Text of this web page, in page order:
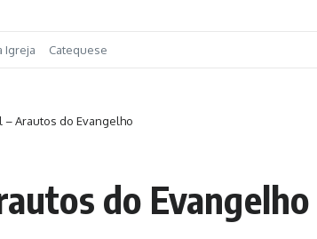
Igreja Catequese
– Arautos do Evangelho
do Evangelho